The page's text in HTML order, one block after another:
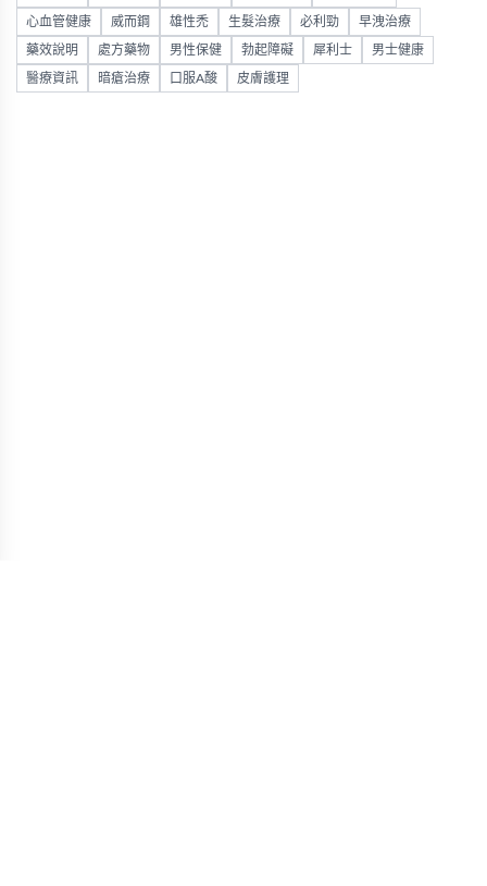
心血管健康 威而鋼 雄性禿 生髮治療 必利勁 早洩治療
藥效說明 處方藥物 男性保健 勃起障礙 犀利士 男士健康
醫療資訊 暗瘡治療 口服A酸 皮膚護理